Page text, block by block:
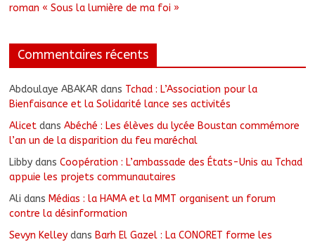
roman « Sous la lumière de ma foi »
Commentaires récents
Abdoulaye ABAKAR dans Tchad : L’Association pour la
Bienfaisance et la Solidarité lance ses activités
Alicet dansAbéché : Les élèves du lycée Boustan commémore
l’an un de la disparition du feu maréchal
Libby dansCoopération : L’ambassade des États-Unis au Tchad
appuie les projets communautaires
Ali dans Médias : la HAMA et la MMT organisent un forum
contre la désinformation
Sevyn Kelley dans Barh El Gazel : La CONORET forme les